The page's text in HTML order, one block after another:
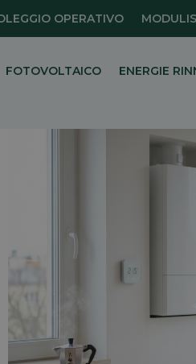
OPERATIVO
FOTOVOLTAICO ENERGIE